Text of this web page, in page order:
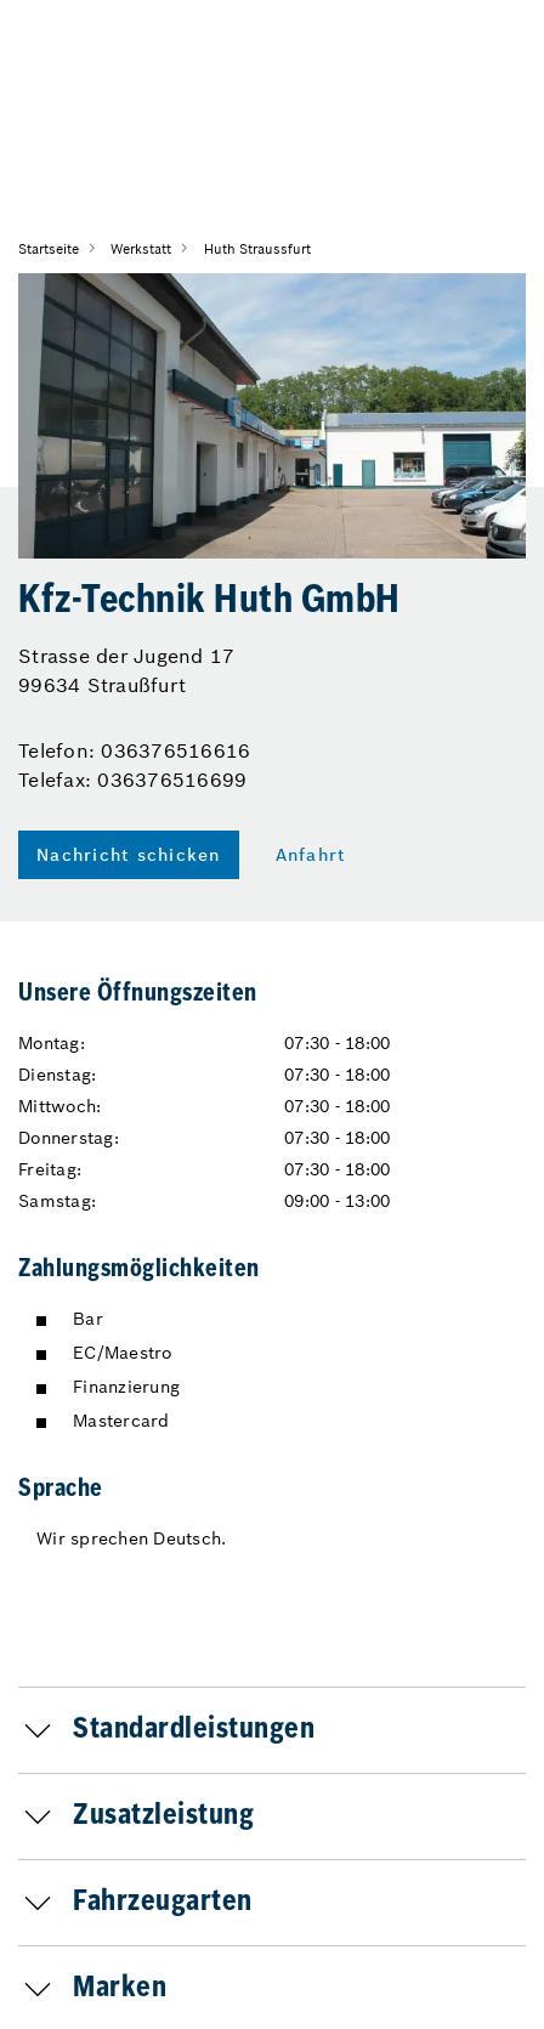
Startseite Werkstatt Huth Straussfurt
Kfz-Technik Huth GmbH
Strasse der Jugend 17
99634 Straußfurt
Telefon: 036376516616
Telefax: 036376516699
Nachricht schicken Anfahrt
Unsere Öffnungszeiten
Montag:
07:30 - 18:00
Dienstag:
07:30 - 18:00
Mittwoch:
07:30 - 18:00
Donnerstag:
07:30 - 18:00
Freitag:
07:30 - 18:00
Samstag:
09:00 - 13:00
Zahlungsmöglichkeiten
Bar
EC/Maestro
Finanzierung
Mastercard
Sprache
Wir sprechen Deutsch.
Standardleistungen
Zusatzleistung
Fahrzeugarten
Marken